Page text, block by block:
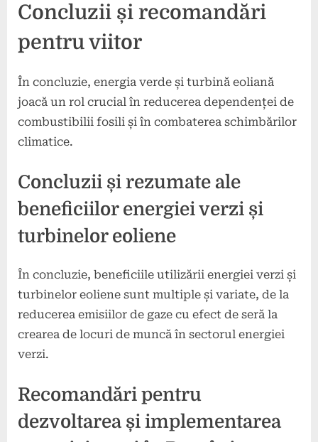
Concluzii și recomandări
pentru viitor
În concluzie, energia verde și turbină eoliană
joacă un rol crucial în reducerea dependenței de
combustibilii fosili și în combaterea schimbărilor
climatice.
Concluzii și rezumate ale
beneficiilor energiei verzi și
turbinelor eoliene
În concluzie, beneficiile utilizării energiei verzi și
turbinelor eoliene sunt multiple și variate, de la
reducerea emisiilor de gaze cu efect de seră la
crearea de locuri de muncă în sectorul energiei
verzi.
Recomandări pentru
dezvoltarea și implementarea